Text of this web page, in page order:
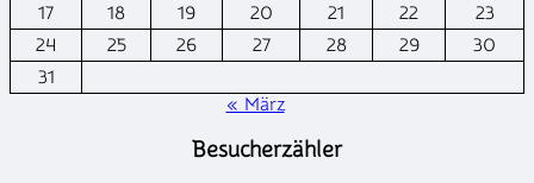
17
18 19 20 21 22
23
24
25 26 27 28 29
30
31
« März
Besucherzähler